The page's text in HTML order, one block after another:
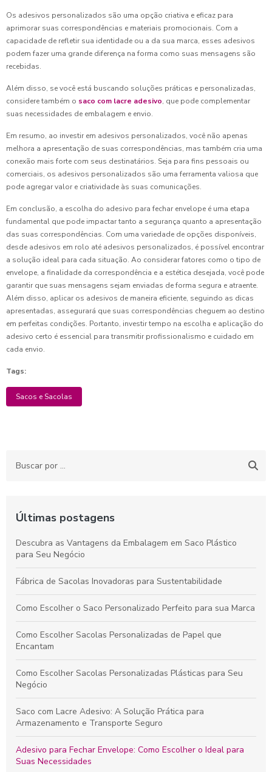
Os adesivos personalizados são uma opção criativa e eficaz para
aprimorar suas correspondências e materiais promocionais. Com a
capacidade de refletir sua identidade ou a da sua marca, esses adesivos
podem fazer uma grande diferença na forma como suas mensagens são
recebidas.
Além disso, se você está buscando soluções práticas e personalizadas,
considere também o saco com lacre adesivo, que pode complementar
suas necessidades de embalagem e envio.
Em resumo, ao investir em adesivos personalizados, você não apenas
melhora a apresentação de suas correspondências, mas também cria uma
conexão mais forte com seus destinatários. Seja para fins pessoais ou
comerciais, os adesivos personalizados são uma ferramenta valiosa que
pode agregar valor e criatividade às suas comunicações.
Em conclusão, a escolha do adesivo para fechar envelope é uma etapa
fundamental que pode impactar tanto a segurança quanto a apresentação
das suas correspondências. Com uma variedade de opções disponíveis,
desde adesivos em rolo até adesivos personalizados, é possível encontrar
a solução ideal para cada situação. Ao considerar fatores como o tipo de
envelope, a finalidade da correspondência e a estética desejada, você pode
garantir que suas mensagens sejam enviadas de forma segura e atraente.
Além disso, aplicar os adesivos de maneira eficiente, seguindo as dicas
apresentadas, assegurará que suas correspondências cheguem ao destino
em perfeitas condições. Portanto, investir tempo na escolha e aplicação do
adesivo certo é essencial para transmitir profissionalismo e cuidado em
cada envio.
Tags:
Sacos e Sacolas
Últimas postagens
Descubra as Vantagens da Embalagem em Saco Plástico
para Seu Negócio
Fábrica de Sacolas Inovadoras para Sustentabilidade
Como Escolher o Saco Personalizado Perfeito para sua Marca
Como Escolher Sacolas Personalizadas de Papel que
Encantam
Como Escolher Sacolas Personalizadas Plásticas para Seu
Negócio
Saco com Lacre Adesivo: A Solução Prática para
Armazenamento e Transporte Seguro
Adesivo para Fechar Envelope: Como Escolher o Ideal para
Suas Necessidades